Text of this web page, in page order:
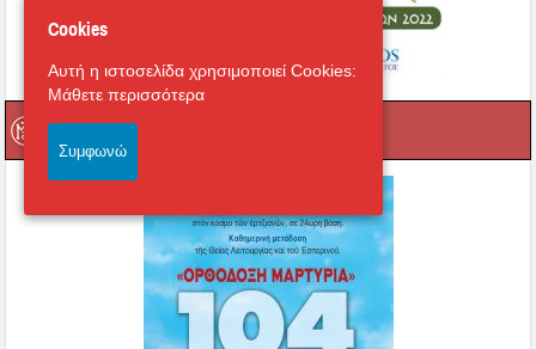
Cookies
Αυτή η ιστοσελίδα χρησιμοποιεί Cookies:
Μάθετε περισσότερα
Συμφωνώ